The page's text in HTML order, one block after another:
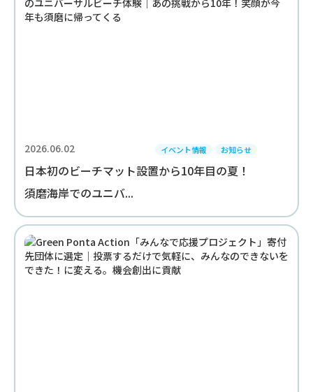
2026.06.02 イベント情報 お知らせ
日本初のビーチマット設置から10年目の夏！
須磨海岸でのユニバ...